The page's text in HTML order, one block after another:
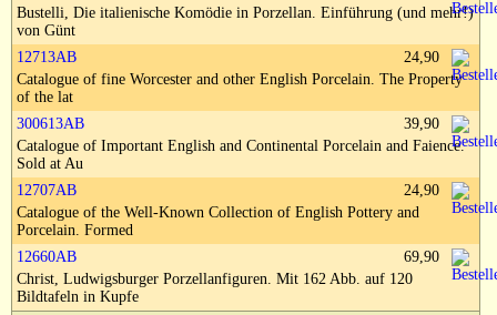
Bustelli, Die italienische Komödie in Porzellan. Einführung (und mehr!)
von Günt
12713AB
Catalogue of fine Worcester and other English Porcelain. The Property
of the lat
24,90
300613AB
Catalogue of Important English and Continental Porcelain and Faience.
Sold at Au
39,90
12707AB
Catalogue of the Well-Known Collection of English Pottery and
Porcelain. Formed
24,90
12660AB
Christ, Ludwigsburger Porzellanfiguren. Mit 162 Abb. auf 120
Bildtafeln in Kupfe
69,90